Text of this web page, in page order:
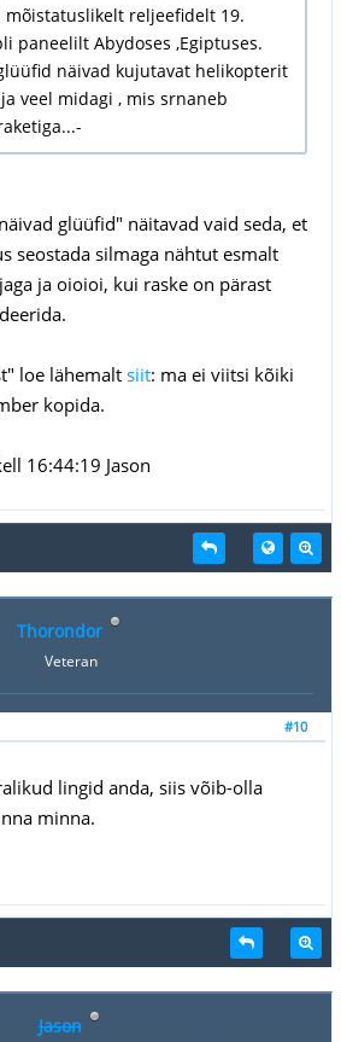
reljeefidelt 19.
paneelilt Abydoses ,Egiptuses.
näivad kujutavat helikopterit
veel midagi , mis srnaneb
glüüfid" näitavad vaid seda, et
seostada silmaga nähtut esmalt
ja oioioi, kui raske on pärast
loe lähemalt siit: ma ei viitsi kõiki
kopida.
16:44:19 Jason
Thorondor
Veteran
#10
lingid anda, siis võib-olla
minna.
Jason